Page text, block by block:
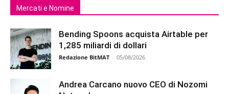
Mercati e Nomine
Bending Spoons acquista Airtable per
1,285 miliardi di dollari
Redazione BitMAT - 05/08/2026
Andrea Carcano nuovo CEO di Nozomi